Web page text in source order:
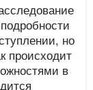
но
происходит
в